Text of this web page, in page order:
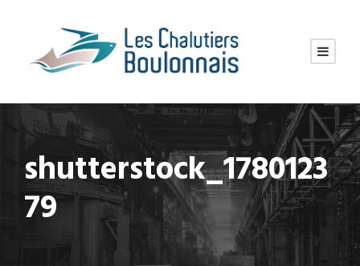
shutterstock_1780123
79